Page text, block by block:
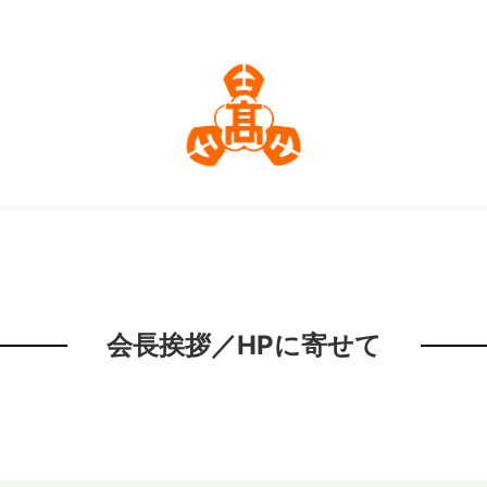
会長挨拶／HPに寄せて